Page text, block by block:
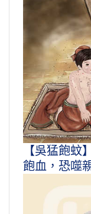
【吳猛飽蚊
飽血，恐噬